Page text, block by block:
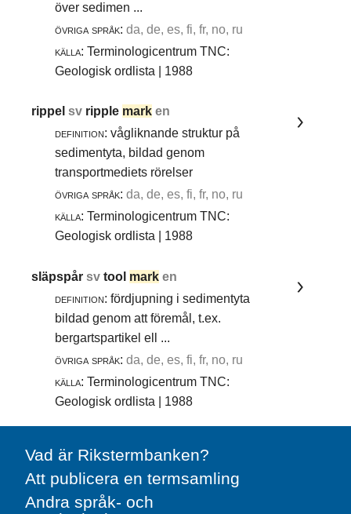
över sedimen ...
övriga språk: da, de, es, fi, fr, no, ru
källa: Terminologicentrum TNC:
Geologisk ordlista | 1988
rippelsv ripple mark en
definition: vågliknande struktur på
sedimentyta, bildad genom
transportmediets rörelser
övriga språk: da, de, es, fi, fr, no, ru
källa: Terminologicentrum TNC:
Geologisk ordlista | 1988
släpspårsvtool mark en
definition: fördjupning i sedimentyta
bildad genom att föremål, t.ex.
bergartspartikel ell ...
övriga språk: da, de, es, fi, fr, no, ru
källa: Terminologicentrum TNC:
Geologisk ordlista | 1988
Vad är Rikstermbanken?
Att publicera en termsamling
Andra språk- och